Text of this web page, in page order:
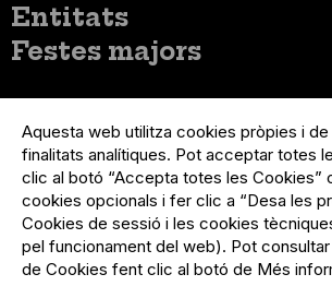
Entitats
Festes majors
del
compte
d'usuari
Menú
usuari
no
loggat
Registre organització
Menú
Peu
Sobre el projecte
Preguntes freqüents
Contacte
Aquesta web utilitza cookies pròpies i
finalitats analítiques. Pot acceptar totes
clic al botó “Accepta totes les Cookies”
cookies opcionals i fer clic a “Desa les
Cookies de sessió i les cookies
pel funcionament del web). Pot
de Cookies fent clic al botó de Més